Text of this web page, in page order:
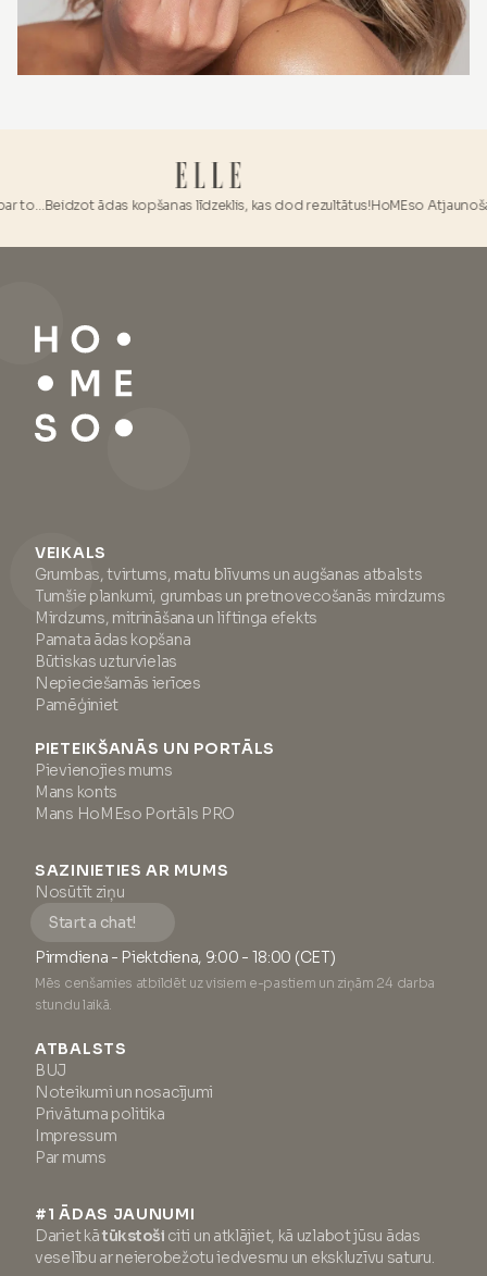
to…Beidzot ādas kopšanas līdzeklis, kas dod rezultātus!HoMEso
VEIKALS
Grumbas, tvirtums, matu blīvums un augšanas atbalsts
Tumšie plankumi, grumbas un pretnovecošanās mirdzums
Mirdzums, mitrināšana un liftinga efekts
Pamata ādas kopšana
Būtiskas uzturvielas
Nepieciešamās ierīces
Pamēģiniet
PIETEIKŠANĀS UN PORTĀLS
Pievienojies mums
Mans konts
Mans HoMEso Portāls PRO
SAZINIETIES AR MUMS
Nosūtīt ziņu
Start a chat!
Pirmdiena - Piektdiena, 9:00 - 18:00 (CET)
Mēs cenšamies atbildēt uz visiem e-pastiem un ziņām 24 darba
stundu laikā.
ATBALSTS
BUJ
Noteikumi un nosacījumi
Privātuma politika
Impressum
Par mums
#1 ĀDAS JAUNUMI
Dariet kātūkstoši citi un atklājiet, kā uzlabot jūsu ādas
veselību ar neierobežotu iedvesmu un ekskluzīvu saturu.